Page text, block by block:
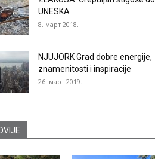
UNESKA
8. март 2018.
NJUJORK Grad dobre energije,
znamenitosti i inspiracije
26. март 2019.